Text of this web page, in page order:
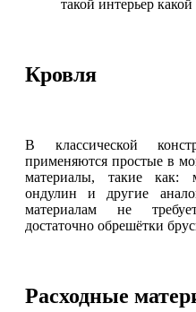
такой интерьер
Кровля
В классической
применяются простые в
материалы, такие как:
ондулин и другие
материалам не
достаточно обрешётки
Расходные